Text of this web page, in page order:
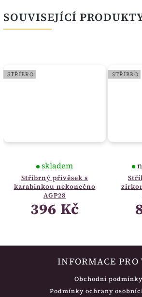
SOUVISEJÍCÍ
STŘÍBRO
Stříbrný přívěsek s
karabinkou nekonečno
AGP28
skladem
396 Kč
STŘÍBRO
INFORMACE PRO
Obchodní podmínky
Podmínky ochrany